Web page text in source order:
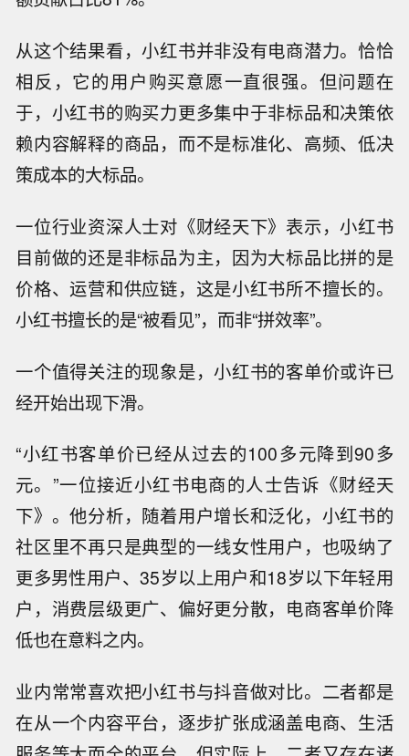
从这个结果看，小红书并非没有电商潜力。恰恰
相反，它的用户购买意愿一直很强。但问题在
于，小红书的购买力更多集中于非标品和决策依
赖内容解释的商品，而不是标准化、高频、低决
策成本的大标品。
一位行业资深人士对《财经天下》表示，小红书
目前做的还是非标品为主，因为大标品比拼的是
价格、运营和供应链，这是小红书所不擅长的。
小红书擅长的是“被看见”，而非“拼效率”。
一个值得关注的现象是，小红书的客单价或许已
经开始出现下滑。
“小红书客单价已经从过去的100多元降到90多
元。”一位接近小红书电商的人士告诉《财经天
下》。他分析，随着用户增长和泛化，小红书的
社区里不再只是典型的一线女性用户，也吸纳了
更多男性用户、35岁以上用户和18岁以下年轻用
户，消费层级更广、偏好更分散，电商客单价降
低也在意料之内。
业内常常喜欢把小红书与抖音做对比。二者都是
在从一个内容平台，逐步扩张成涵盖电商、生活